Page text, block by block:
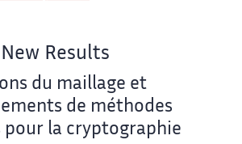
Results
du maillage et
de méthodes
pour la cryptographie